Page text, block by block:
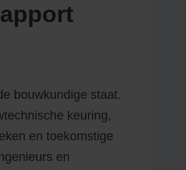
bouwkundige staat.
keuring,
en toekomstige
en